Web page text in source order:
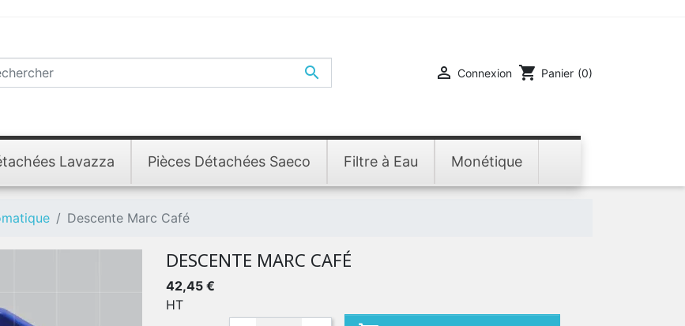
  Connexion shopping_cart Panier (0)
Lavazza Pièces Détachées Saeco Filtre à Eau Monétique
Descente Marc Café
DESCENTE MARC CAFÉ
42,45 €
HT